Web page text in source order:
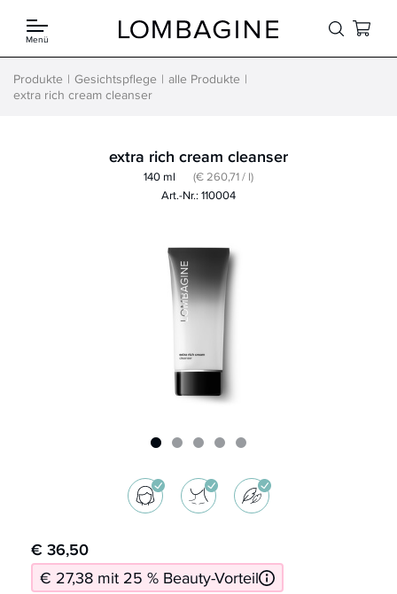
Menü
Produkte Gesichtspflege
alle Produkte
extra rich cream cleanser
extra rich cream cleanser
140 ml
(€ 260,71 / l)
Art.-Nr.: 110004
€ 36,50
€ 27,38 mit 25 % Beauty-Vorteil